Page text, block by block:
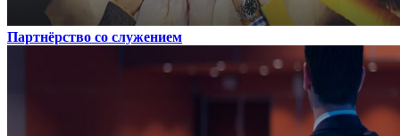
Партнёрство со служением